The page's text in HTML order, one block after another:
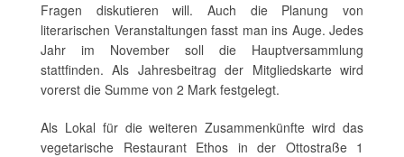
Fragen diskutieren will. Auch die Planung von
literarischen Veranstaltungen fasst man ins Auge. Jedes
Jahr im November soll die Hauptversammlung
stattfinden. Als Jahresbeitrag der Mitgliedskarte wird
vorerst die Summe von 2 Mark festgelegt.
Als Lokal für die weiteren Zusammenkünfte wird das
vegetarische Restaurant Ethos in der Ottostraße 1